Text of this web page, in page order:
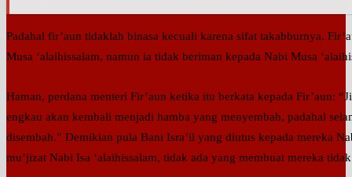
Padahal fir’aun tidaklah binasa kecuali karena sifat takabburnya.
Musa ‘alaihissalam, namun ia tidak beriman kepada Nabi Musa
Haman, perdana menteri Fir’aun ketika itu berkata kepada Fir’aun:
engkau akan kembali menjadi hamba yang menyembah, padahal
disembah.” Demikian pula Bani Isra’il yang diutus kepada mereka
mu’jizat Nabi Isa ‘alaihissalam, tidak ada yang membuat mereka